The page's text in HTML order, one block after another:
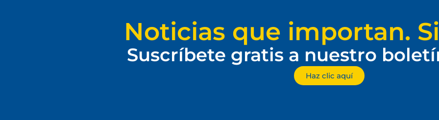
Noticias que importan.
Suscríbete gratis a nuestro
Haz clic aquí